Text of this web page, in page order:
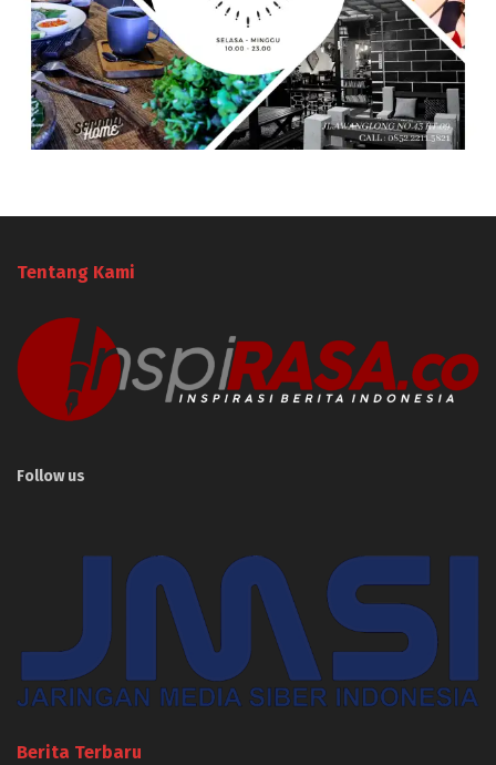
Tentang Kami
Follow us
Berita Terbaru